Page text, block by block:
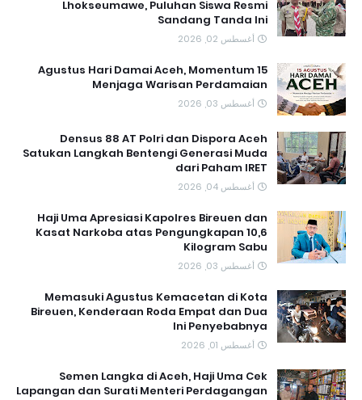
Lhokseumawe, Puluhan Siswa Resmi
Sandang Tanda Ini
أغسطس 02, 2026
15 Agustus Hari Damai Aceh, Momentum
Menjaga Warisan Perdamaian
أغسطس 03, 2026
Densus 88 AT Polri dan Dispora Aceh
Satukan Langkah Bentengi Generasi Muda
dari Paham IRET
أغسطس 04, 2026
Haji Uma Apresiasi Kapolres Bireuen dan
Kasat Narkoba atas Pengungkapan 10,6
Kilogram Sabu
أغسطس 03, 2026
Memasuki Agustus Kemacetan di Kota
Bireuen, Kenderaan Roda Empat dan Dua
Ini Penyebabnya
أغسطس 01, 2026
Semen Langka di Aceh, Haji Uma Cek
Lapangan dan Surati Menteri Perdagangan